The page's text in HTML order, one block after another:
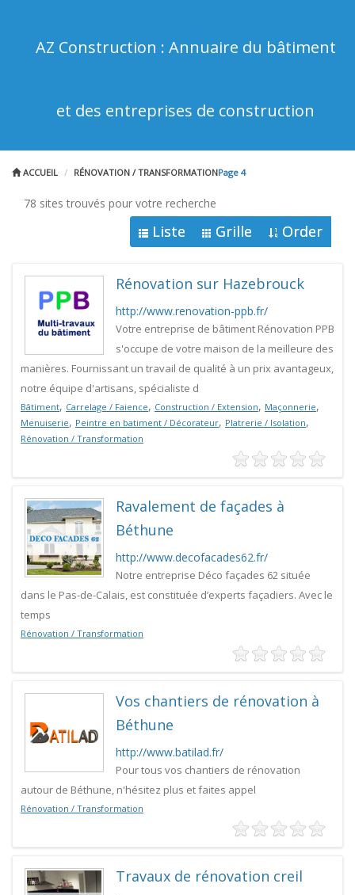
AZ Construction : Annuaire du bâtiment
et des entreprises de construction
ACCUEIL RÉNOVATION / TRANSFORMATIONPage 4
78 sites trouvés pour votre recherche
Liste Grille Order
Rénovation sur Hazebrouck
http://www.renovation-ppb.fr/
Votre entreprise de bâtiment Rénovation PPB
s'occupe de votre maison de la meilleure des
manières. Fournissant un travail de qualité à un prix avantageux,
notre équipe d'artisans, spécialiste d
Bâtiment, Carrelage / Faience, Construction / Extension, Maçonnerie,
Menuiserie, Peintre en batiment / Décorateur, Platrerie / Isolation,
Rénovation / Transformation
Ravalement de façades à
Béthune
http://www.decofacades62.fr/
Notre entreprise Déco façades 62 située
dans le Pas-de-Calais, est constituée d’experts façadiers. Avec le
temps
Rénovation / Transformation
Vos chantiers de rénovation à
Béthune
http://www.batilad.fr/
Pour tous vos chantiers de rénovation
autour de Béthune, n'hésitez plus et faites appel
Rénovation / Transformation
Travaux de rénovation creil